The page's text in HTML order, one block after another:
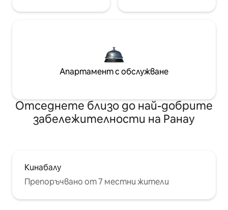
Апартамент с обслужване
Отседнете близо до най-добрите
забележителности на Ранау
Кинабалу
Препоръчвано от 7 местни жители